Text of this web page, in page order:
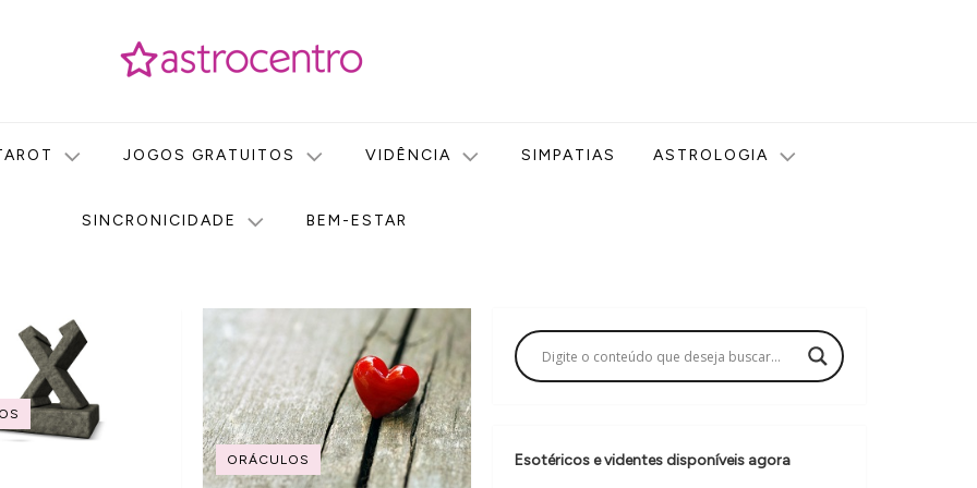
JOGOS GRATUITOS VIDÊNCIA SIMPATIAS ASTROLOGIA
SINCRONICIDADE BEM-ESTAR
ORÁCULOS Esotéricos e videntes disponíveis agora